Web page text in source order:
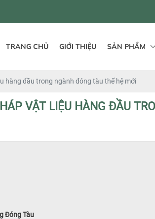
546 -
TRANG CHỦ GIỚI THIỆU SẢN PHẨM
hàng đầu trong ngành đóng tàu thế hệ mới
VẬT LIỆU HÀNG ĐẦU
Đóng Tàu